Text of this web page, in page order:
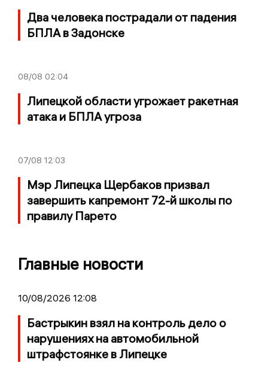
Два человека пострадали от падения
БПЛА в Задонске
08/08 02:04
Липецкой области угрожает ракетная
атака и БПЛА угроза
07/08 12:03
Мэр Липецка Щербаков призвал
завершить капремонт 72-й школы по
правилу Парето
Главные новости
10/08/2026 12:08
Бастрыкин взял на контроль дело о
нарушениях на автомобильной
штрафстоянке в Липецке